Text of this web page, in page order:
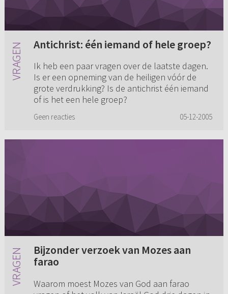
Antichrist: één iemand of hele groep?
Ik heb een paar vragen over de laatste dagen.
Is er een opneming van de heiligen vóór de
grote verdrukking? Is de antichrist één iemand
of is het een hele groep?
Geen reacties 05-12-2005
Bijzonder verzoek van Mozes aan
farao
Waarom moest Mozes van God aan farao